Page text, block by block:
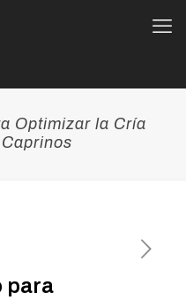
Optimizar la Cría
para